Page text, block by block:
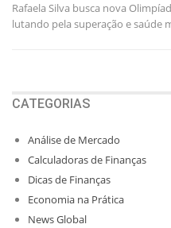
Rafaela Silva busca nova
lutando pela superação e saúde
CATEGORIAS
Análise de Mercado
Calculadoras de Finanças
Dicas de Finanças
Economia na Prática
News Global